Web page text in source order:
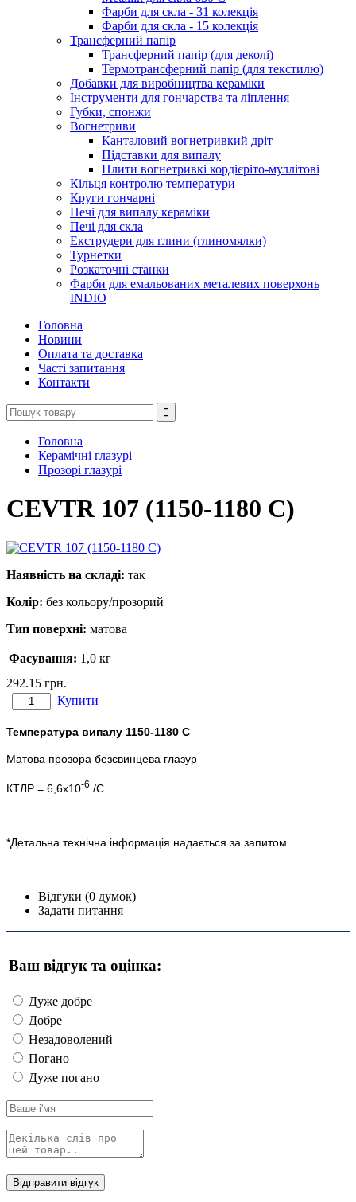
Фарби для скла - 31 колекція
Фарби для скла - 15 колекція
Трансферний папір
Трансферний папір (для деколі)
Термотрансферний папір (для текстилю)
Добавки для виробництва кераміки
Інструменти для гончарства та ліплення
Губки, спонжи
Вогнетриви
Канталовий вогнетривкий дріт
Підставки для випалу
Плити вогнетривкі кордієріто-муллітові
Кільця контролю температури
Круги гончарні
Печі для випалу кераміки
Печі для скла
Екструдери для глини (глиномялки)
Турнетки
Розкаточні станки
Фарби для емальованих металевих поверхонь
INDIO
Головна
Новини
Оплата та доставка
Часті запитання
Контакти
Головна
Керамічні глазурі
Прозорі глазурі
CEVTR 107 (1150-1180 C)
Наявність на складі: так
Колір: без кольору/прозорий
Тип поверхні: матова
Фасування: 1,0 кг
292.15 грн.
Купити
Температура випалу 1150-1180 C
Матова прозора безсвинцева глазур
КТЛР = 6,6х10-6 /С
*Детальна технічна інформація надається за запитом
Відгуки (0 думок)
Задати питання
Ваш відгук та оцінка:
Дуже добре
Добре
Незадоволений
Погано
Дуже погано